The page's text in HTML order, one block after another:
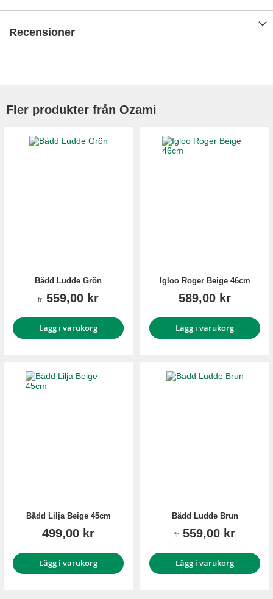
Recensioner
Fler produkter från Ozami
Bädd Ludde Grön
fr. 559,00 kr
Lägg i varukorg
Igloo Roger Beige 46cm
589,00 kr
Lägg i varukorg
Bädd Lilja Beige 45cm
499,00 kr
Lägg i varukorg
Bädd Ludde Brun
fr. 559,00 kr
Lägg i varukorg